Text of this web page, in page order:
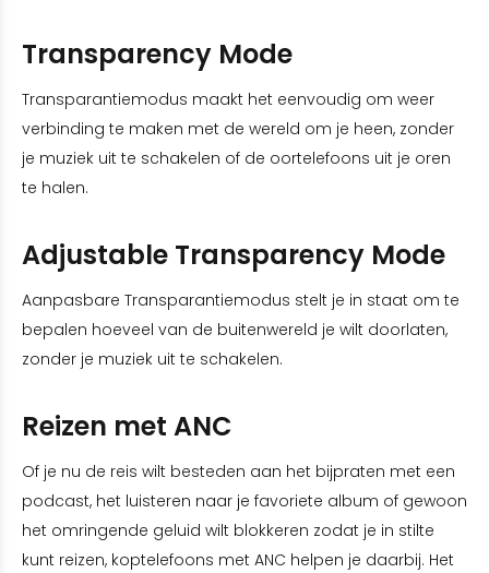
Transparency Mode
Transparantiemodus maakt het eenvoudig om weer
verbinding te maken met de wereld om je heen, zonder
je muziek uit te schakelen of de oortelefoons uit je oren
te halen.
Adjustable Transparency Mode
Aanpasbare Transparantiemodus stelt je in staat om te
bepalen hoeveel van de buitenwereld je wilt doorlaten,
zonder je muziek uit te schakelen.
Reizen met ANC
Of je nu de reis wilt besteden aan het bijpraten met een
podcast, het luisteren naar je favoriete album of gewoon
het omringende geluid wilt blokkeren zodat je in stilte
kunt reizen, koptelefoons met ANC helpen je daarbij. Het